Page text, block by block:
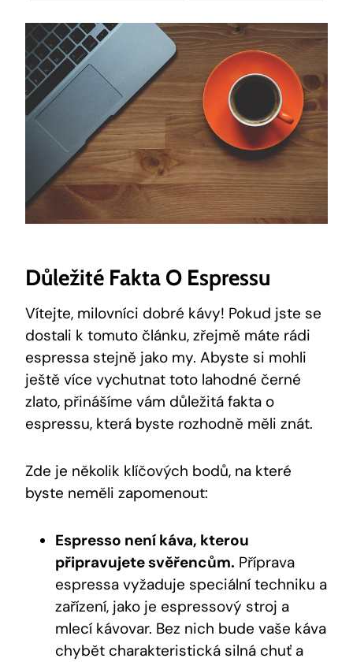
Důležité Fakta O Espressu
Vítejte, milovníci dobré kávy! Pokud jste se
dostali k tomuto článku, zřejmě máte rádi
espressa stejně jako my. Abyste si mohli
ještě více vychutnat toto lahodné černé
zlato, přinášíme vám důležitá fakta o
espressu, která byste rozhodně měli znát.
Zde je několik klíčových bodů, na které
byste neměli zapomenout:
Espresso není káva, kterou
připravujete svěřencům. Příprava
espressa vyžaduje speciální techniku a
zařízení, jako je espressový stroj a
mlecí kávovar. Bez nich bude vaše káva
chybět charakteristická silná chuť a